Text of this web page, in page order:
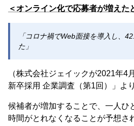
＜オンライン化で応募者が増えた
「コロナ禍でWeb面接を導入し、
た」
（株式会社ジェイックが2021年4
新卒採用 企業調査（第1回）」より
候補者が増加することで、一人ひ
時間がとれなくなることが予想さ